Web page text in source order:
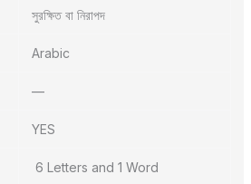
সুরক্ষিত বা নিরাপদ
Arabic
—
YES
6 Letters and 1 Word